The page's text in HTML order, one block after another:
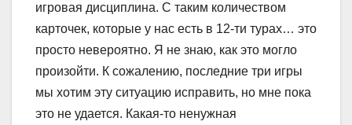
игровая дисциплина. С таким количеством
карточек, которые у нас есть в 12-ти турах… это
просто невероятно. Я не знаю, как это могло
произойти. К сожалению, последние три игры
мы хотим эту ситуацию исправить, но мне пока
это не удается. Какая-то ненужная